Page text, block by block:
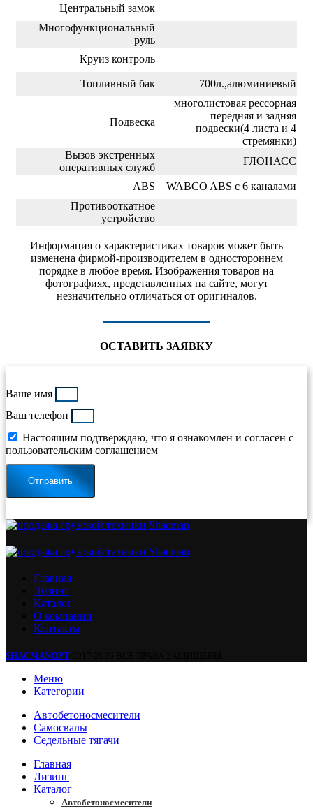
Центральный замок
+
Многофункциональный
руль
+
Круиз контроль +
Топливный бак 700л.,алюминиевый
Подвеска
многолистовая рессорная
передняя и задняя
подвески(4 листа и 4
стремянки)
Вызов экстренных
оперативных служб
ГЛОНАСС
ABS
WABCO ABS с 6 каналами
Противооткатное
устройство
+
Информация о характеристиках товаров может быть
изменена фирмой-производителем в одностороннем
порядке в любое время. Изображения товаров на
фотографиях, представленных на сайте, могут
незначительно отличаться от оригиналов.
ОСТАВИТЬ ЗАЯВКУ
Ваше имя
Ваш телефон
Настоящим подтверждаю, что я ознакомлен и согласен с
пользовательским соглашением
Отправить
Главная
Лизинг
Каталог
О компании
Контакты
SHACMANOPT
Меню
Категории
Автобетоносмесители
Самосвалы
Седельные тягачи
Главная
Лизинг
Каталог
Автобетоносмесители